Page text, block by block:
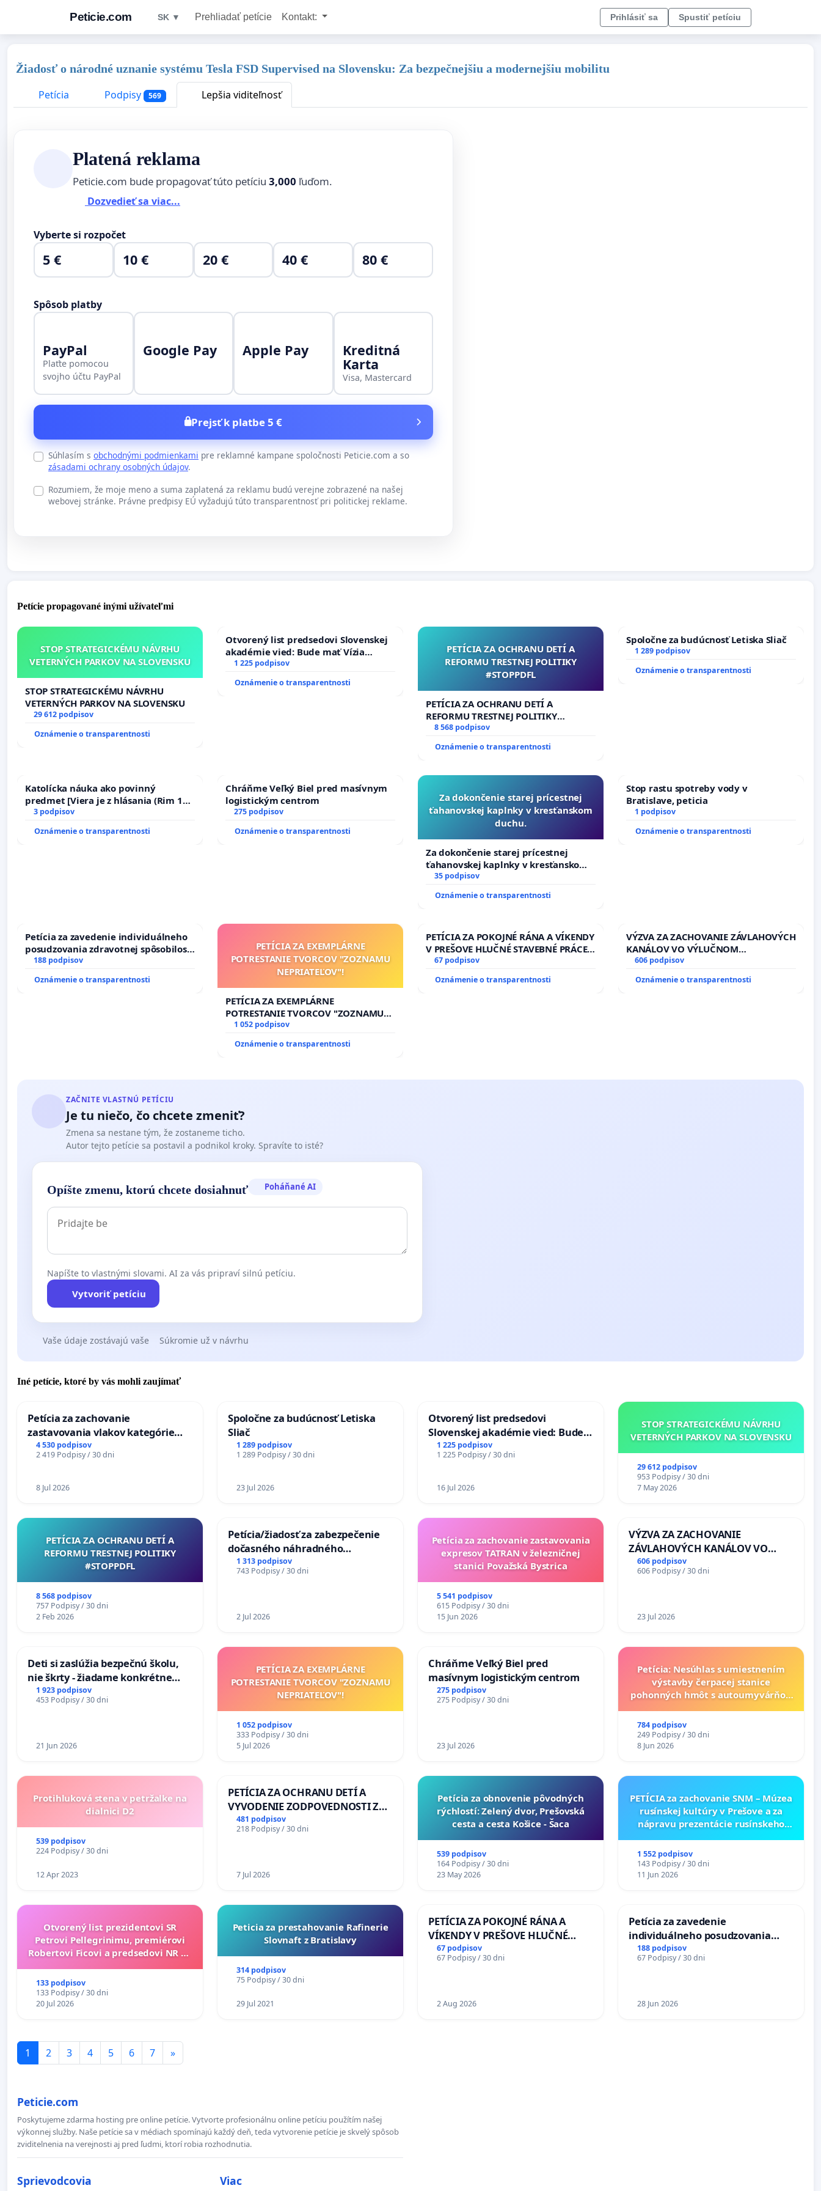
Peticie.com SK ▼ Prehliadať petície Kontakt: Prihlásiť sa Spustiť petíciu
Žiadosť o národné uznanie systému Tesla FSD Supervised na Slovensku: Za bezpečnejšiu a modernejšiu mobilitu
Petícia
Podpisy 569 Lepšia viditeľnosť
Platená reklama
Peticie.com bude propagovať túto petíciu 3,000 ľuďom.
Dozvedieť sa viac...
Vyberte si rozpočet
5 € 10 € 20 € 40 € 80 €
Spôsob platby
PayPal
Plaťte pomocou
svojho účtu PayPal
Google Pay Apple Pay Kreditná
Karta
Visa, Mastercard
Prejsť k platbe 5 €
Súhlasím s obchodnými podmienkami pre reklamné kampane spoločnosti Peticie.com a so
zásadami ochrany osobných údajov.
Rozumiem, že moje meno a suma zaplatená za reklamu budú verejne zobrazené na našej
webovej stránke. Právne predpisy EÚ vyžadujú túto transparentnosť pri politickej reklame.
Petície propagované inými užívateľmi
STOP STRATEGICKÉMU NÁVRHU
VETERNÝCH PARKOV NA SLOVENSKU
STOP STRATEGICKÉMU NÁVRHU
VETERNÝCH PARKOV NA SLOVENSKU
29 612 podpisov
Oznámenie o transparentnosti
Otvorený list predsedovi Slovenskej
akadémie vied: Bude mať Vízia
Slovenska 2040 mravnú chrbticu?
1 225 podpisov
Oznámenie o transparentnosti
PETÍCIA ZA OCHRANU DETÍ A
REFORMU TRESTNEJ POLITIKY
#STOPPDFL
PETÍCIA ZA OCHRANU DETÍ A
REFORMU TRESTNEJ POLITIKY
#STOPPDFL
8 568 podpisov
Oznámenie o transparentnosti
Spoločne za budúcnosť Letiska Sliač
1 289 podpisov
Oznámenie o transparentnosti
Katolícka náuka ako povinný
predmet [Viera je z hlásania (Rim 10,
17)]
3 podpisov
Oznámenie o transparentnosti
Chráňme Veľký Biel pred masívnym
logistickým centrom
275 podpisov
Oznámenie o transparentnosti
Za dokončenie starej prícestnej
ťahanovskej kaplnky v kresťanskom
duchu.
Za dokončenie starej prícestnej
ťahanovskej kaplnky v kresťanskom
duchu.
35 podpisov
Oznámenie o transparentnosti
Stop rastu spotreby vody v
Bratislave, peticia
1 podpisov
Oznámenie o transparentnosti
Petícia za zavedenie individuálneho
posudzovania zdravotnej spôsobilosti
osôb s diabetom 1. a 2. typu pri
188 podpisov
Oznámenie o transparentnosti
PETÍCIA ZA EXEMPLÁRNE
POTRESTANIE TVORCOV "ZOZNAMU
NEPRIATEĽOV"!
PETÍCIA ZA EXEMPLÁRNE
POTRESTANIE TVORCOV "ZOZNAMU
NEPRIATEĽOV"!
1 052 podpisov
Oznámenie o transparentnosti
PETÍCIA ZA POKOJNÉ RÁNA A VÍKENDY
V PREŠOVE HLUČNÉ STAVEBNÉ PRÁCE
V SOBOTU LEN OD 9.00 DO 13.00
8.00 – 18.00 HOD. A PRAVIDELNÁ
67 podpisov
Oznámenie o transparentnosti
VÝZVA ZA ZACHOVANIE ZÁVLAHOVÝCH
KANÁLOV VO VÝLUČNOM
VLASTNÍCTVE A POD KONTROLOU
riešenie zanedbaného stavu
606 podpisov
Oznámenie o transparentnosti
ZAČNITE VLASTNÚ PETÍCIU
Je tu niečo, čo chcete zmeniť?
Zmena sa nestane tým, že zostaneme ticho.
Autor tejto petície sa postavil a podnikol kroky. Spravíte to isté?
Opíšte zmenu, ktorú chcete dosiahnuť Poháňané AI
Napíšte to vlastnými slovami. AI za vás pripraví silnú petíciu.
Vytvoriť petíciu
Vaše údaje zostávajú vaše Súkromie už v návrhu
Iné petície, ktoré by vás mohli zaujímať
Petícia za zachovanie
zastavovania vlakov kategórie
Expres (Ex) TATRAN v železničnej
stanici Púchov
4 530 podpisov
2 419 Podpisy / 30 dni
8 Jul 2026
Spoločne za budúcnosť Letiska
Sliač
1 289 podpisov
1 289 Podpisy / 30 dni
23 Jul 2026
Otvorený list predsedovi
Slovenskej akadémie vied: Bude
mať Vízia Slovenska 2040 mravnú
chrbticu?
1 225 podpisov
1 225 Podpisy / 30 dni
16 Jul 2026
STOP STRATEGICKÉMU NÁVRHU
VETERNÝCH PARKOV NA SLOVENSKU
29 612 podpisov
953 Podpisy / 30 dni
7 May 2026
PETÍCIA ZA OCHRANU DETÍ A
REFORMU TRESTNEJ POLITIKY
#STOPPDFL
8 568 podpisov
757 Podpisy / 30 dni
2 Feb 2026
Petícia/žiadosť za zabezpečenie
dočasného náhradného
premostenia Váhu počas úplnej
uzávery Vážskeho mosta v
1 313 podpisov
743 Podpisy / 30 dni
2 Jul 2026
Petícia za zachovanie zastavovania
expresov TATRAN v železničnej
stanici Považská Bystrica
5 541 podpisov
615 Podpisy / 30 dni
15 Jun 2026
VÝZVA ZA ZACHOVANIE
ZÁVLAHOVÝCH KANÁLOV VO
VÝLUČNOM VLASTNÍCTVE A POD
KONTROLOU SLOVENSKEJ
a odvodňovacích kanálov na
606 podpisov
606 Podpisy / 30 dni
23 Jul 2026
Deti si zaslúžia bezpečnú školu,
nie škrty - žiadame konkrétne
opatrenia na zlepšenie situácie v
školstve
1 923 podpisov
453 Podpisy / 30 dni
21 Jun 2026
PETÍCIA ZA EXEMPLÁRNE
POTRESTANIE TVORCOV "ZOZNAMU
NEPRIATEĽOV"!
1 052 podpisov
333 Podpisy / 30 dni
5 Jul 2026
Chráňme Veľký Biel pred
masívnym logistickým centrom
275 podpisov
275 Podpisy / 30 dni
23 Jul 2026
Petícia: Nesúhlas s umiestnením
výstavby čerpacej stanice
pohonných hmôt s autoumyvárňou
Grob - Čierna Voda
784 podpisov
249 Podpisy / 30 dni
8 Jun 2026
Protihluková stena v petržalke na
dialnici D2
539 podpisov
224 Podpisy / 30 dni
12 Apr 2023
PETÍCIA ZA OCHRANU DETÍ A
VYVODENIE ZODPOVEDNOSTI ZA
DLHOROČNÚ NEČINNOSŤ A
ZLYHANIE ŠTÁTU
481 podpisov
218 Podpisy / 30 dni
7 Jul 2026
​Petícia za obnovenie pôvodných
rýchlostí: Zelený dvor, Prešovská
cesta a cesta Košice - Šaca
539 podpisov
164 Podpisy / 30 dni
23 May 2026
PETÍCIA za zachovanie SNM – Múzea
rusínskej kultúry v Prešove a za
nápravu prezentácie rusínskeho
Múzeu ukrajinskej kultúry vo
Svidníku
1 552 podpisov
143 Podpisy / 30 dni
11 Jun 2026
Otvorený list prezidentovi SR
Petrovi Pellegrinimu, premiérovi
Robertovi Ficovi a predsedovi NR SR
133 podpisov
133 Podpisy / 30 dni
20 Jul 2026
Peticia za prestahovanie Rafinerie
Slovnaft z Bratislavy
314 podpisov
75 Podpisy / 30 dni
29 Jul 2021
PETÍCIA ZA POKOJNÉ RÁNA A
VÍKENDY V PREŠOVE HLUČNÉ
STAVEBNÉ PRÁCE V SOBOTU LEN
OD 9.00 DO 13.00 HOD., CEZ
KONTROLA STAVBY C-AREA NA
67 podpisov
67 Podpisy / 30 dni
2 Aug 2026
Petícia za zavedenie
individuálneho posudzovania
zdravotnej spôsobilosti osôb s
diabetom 1. a 2. typu pri prijímaní
188 podpisov
67 Podpisy / 30 dni
28 Jun 2026
1 2 3 4 5 6 7 »
Peticie.com
Poskytujeme zdarma hosting pre online petície. Vytvorte profesionálnu online petíciu použítím našej
výkonnej služby. Naše petície sa v médiach spomínajú každý deň, teda vytvorenie petície je skvelý spôsob
zviditelnenia na verejnosti aj pred ľudmi, ktorí robia rozhodnutia.
Sprievodcovia Viac